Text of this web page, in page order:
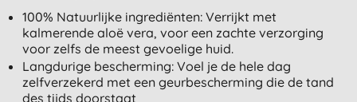
100% Natuurlijke ingrediënten: Verrijkt met
kalmerende aloë vera, voor een zachte verzorging
voor zelfs de meest gevoelige huid.
Langdurige bescherming: Voel je de hele dag
zelfverzekerd met een geurbescherming die de tand
des tijds doorstaat